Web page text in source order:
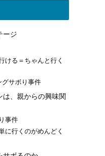
ージ
ける＝ちゃんと行く
グサボり事件
は、親からの興味関
事件
に行くのがめんどく